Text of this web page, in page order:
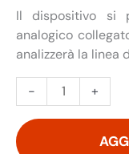
Il dispositivo si
analogico
analizzerà la linea
-
Rilevatore
di
Microspie
Telefoniche
+